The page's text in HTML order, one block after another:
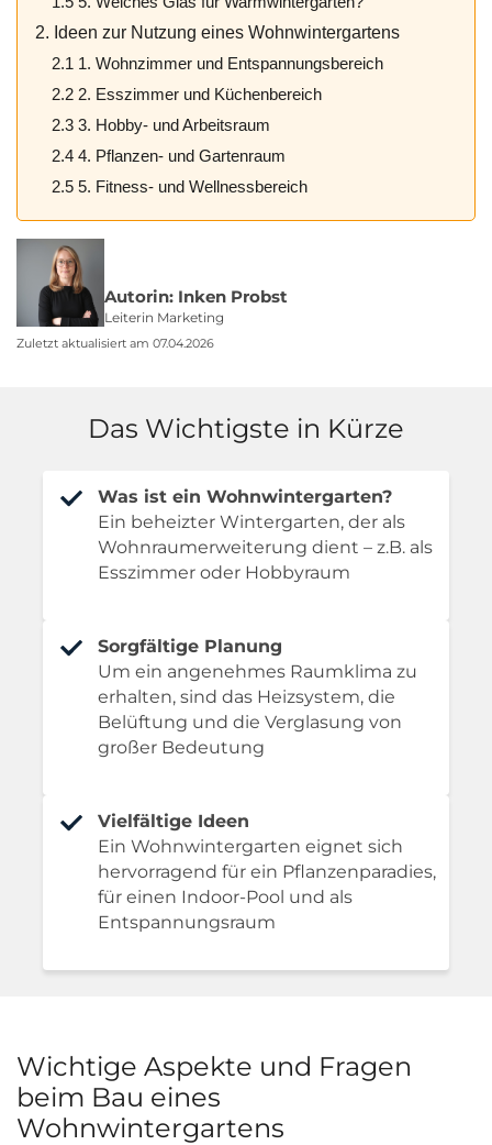
2. Ideen zur Nutzung eines Wohnwintergartens
2.1 1. Wohnzimmer und Entspannungsbereich
2.2 2. Esszimmer und Küchenbereich
2.3 3. Hobby- und Arbeitsraum
2.4 4. Pflanzen- und Gartenraum
2.5 5. Fitness- und Wellnessbereich
Autorin: Inken Probst
Leiterin Marketing
Zuletzt aktualisiert am 07.04.2026
Das Wichtigste in Kürze
Was ist ein Wohnwintergarten?
Ein beheizter Wintergarten, der als
Wohnraumerweiterung dient – z.B. als
Esszimmer oder Hobbyraum
Sorgfältige Planung
Um ein angenehmes Raumklima zu
erhalten, sind das Heizsystem, die
Belüftung und die Verglasung von
großer Bedeutung
Vielfältige Ideen
Ein Wohnwintergarten eignet sich
hervorragend für ein Pflanzenparadies,
für einen Indoor-Pool und als
Entspannungsraum
Wichtige Aspekte und Fragen
beim Bau eines
Wohnwintergartens